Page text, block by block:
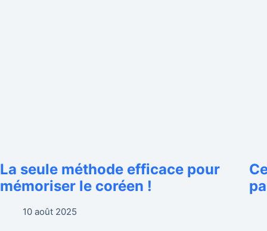
La seule méthode efficace pour
mémoriser le coréen !
10 août 2025